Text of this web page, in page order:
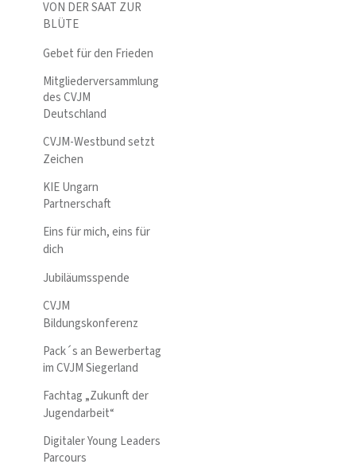
VON DER SAAT ZUR
BLÜTE
Gebet für den Frieden
Mitgliederversammlung
des CVJM
Deutschland
CVJM-Westbund setzt
Zeichen
KIE Ungarn
Partnerschaft
Eins für mich, eins für
dich
Jubiläumsspende
CVJM
Bildungskonferenz
Pack´s an Bewerbertag
im CVJM Siegerland
Fachtag „Zukunft der
Jugendarbeit“
Digitaler Young Leaders
Parcours